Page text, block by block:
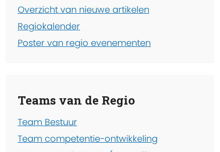
Overzicht van nieuwe artikelen
Regiokalender
Poster van regio evenementen
Teams van de Regio
Team Bestuur
Team competentie-ontwikkeling